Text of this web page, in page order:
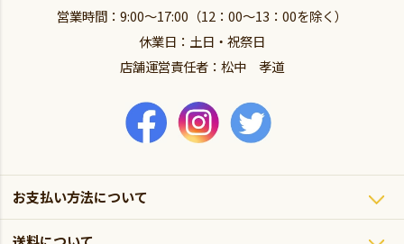
営業時間：9:00～17:00（12：00～13：00を除く）
休業日：土日・祝祭日
店舗運営責任者：松中 孝道
お支払い方法について